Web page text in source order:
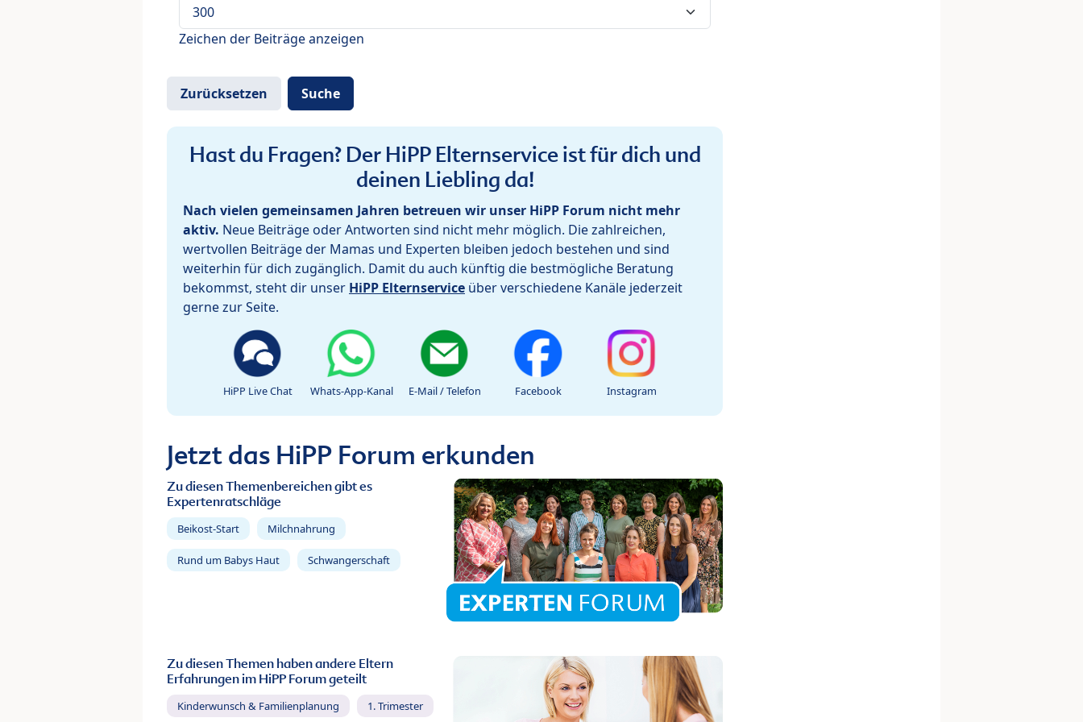
Zeichen der Beiträge anzeigen
Hast du Fragen? Der HiPP Elternservice ist für dich und
deinen Liebling da!
Nach vielen gemeinsamen Jahren betreuen wir unser HiPP Forum nicht mehr
aktiv. Neue Beiträge oder Antworten sind nicht mehr möglich. Die zahlreichen,
wertvollen Beiträge der Mamas und Experten bleiben jedoch bestehen und sind
weiterhin für dich zugänglich. Damit du auch künftig die bestmögliche Beratung
bekommst, steht dir unser HiPP Elternservice über verschiedene Kanäle jederzeit
gerne zur Seite.
HiPP Live Chat Whats-App-Kanal E-Mail / Telefon Facebook Instagram
Jetzt das HiPP Forum erkunden
Zu diesen Themenbereichen gibt es
Expertenratschläge
Beikost-Start Milchnahrung
Rund um Babys Haut Schwangerschaft
Zu diesen Themen haben andere Eltern
Erfahrungen im HiPP Forum geteilt
Kinderwunsch & Familienplanung 1. Trimester